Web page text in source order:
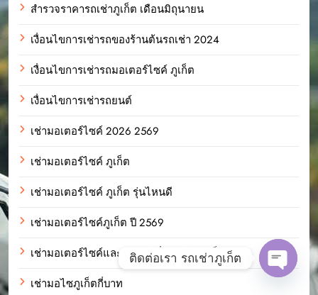
สำรวจราคารถเช่าภูเก็ต เดือนมิถุนายน
เงื่อนไขการเช่ารถของร้านต้นรถเช่า 2024
เงื่อนไขการเช่ารถมอเตอร์ไซค์ ภูเก็ต
เงื่อนไขการเช่ารถยนต์
เช่ามอเตอร์ไซค์ 2026 2569
เช่ามอเตอร์ไซค์ ภูเก็ต
เช่ามอเตอร์ไซค์ ภูเก็ต รุ่นไหนดี
เช่ามอเตอร์ไซค์ภูเก็ต ปี 2569
เช่ามอเตอร์ไซค์และรถยนต์ที่ไหนดีในภูเก็ต?
เช่ามอไซภูเก็ตกี่บาท
ติดต่อเรา รถเช่าภูเก็ต
Open